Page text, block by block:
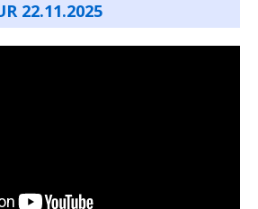
22.11.2025